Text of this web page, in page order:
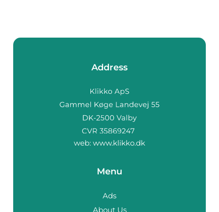
Address
web: www.klikko.dk
Menu
Ads
About Us